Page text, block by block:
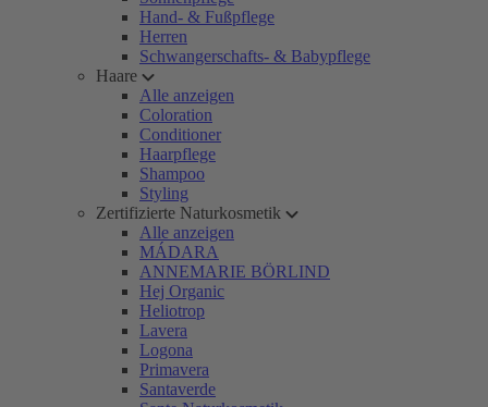
Hand- & Fußpflege
Herren
Schwangerschafts- & Babypflege
Haare
Alle anzeigen
Coloration
Conditioner
Haarpflege
Shampoo
Styling
Zertifizierte Naturkosmetik
Alle anzeigen
MÁDARA
ANNEMARIE BÖRLIND
Hej Organic
Heliotrop
Lavera
Logona
Primavera
Santaverde